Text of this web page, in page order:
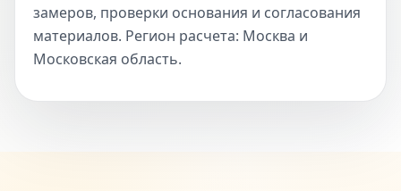
замеров, проверки основания и согласования
материалов. Регион расчета: Москва и
Московская область.